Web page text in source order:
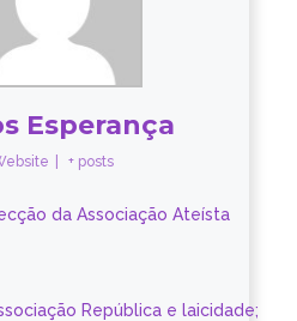
Esperança
+ posts
da Associação Ateísta
República e laicidade;